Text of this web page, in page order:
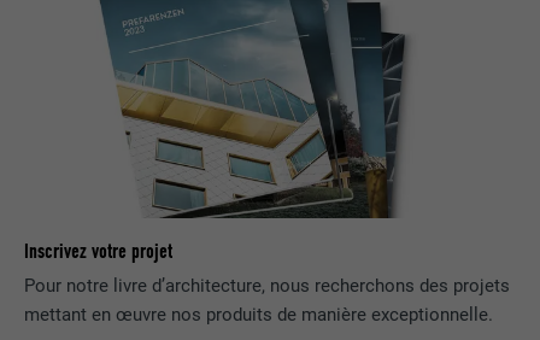
Inscrivez votre projet
Pour notre livre d’architecture, nous recherchons des projets
mettant en œuvre nos produits de manière exceptionnelle.
bcookie
FOURNISSEUR LinkedIn
EXPIRATION 2 ans
Utilisé par le service de réseau social
LinkedIn pour suivre l'utilisation de
NOM bscookie